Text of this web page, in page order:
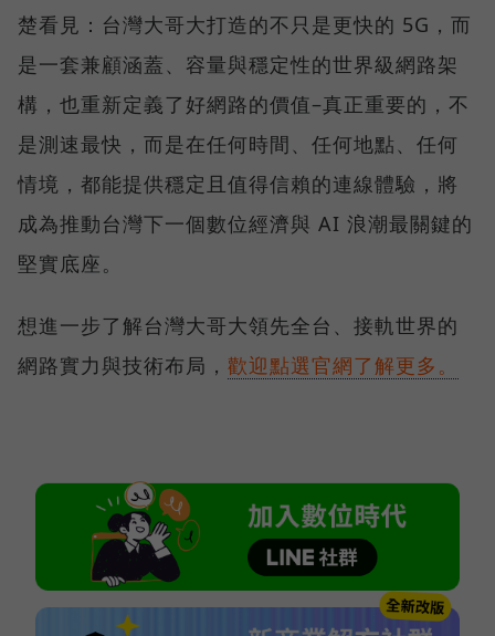
楚看見：台灣大哥大打造的不只是更快的 5G，而
是一套兼顧涵蓋、容量與穩定性的世界級網路架
構，也重新定義了好網路的價值–真正重要的，不
是測速最快，而是在任何時間、任何地點、任何
情境，都能提供穩定且值得信賴的連線體驗，將
成為推動台灣下一個數位經濟與 AI 浪潮最關鍵的
堅實底座。
想進一步了解台灣大哥大領先全台、接軌世界的
網路實力與技術布局， 歡迎點選官網了解更多。